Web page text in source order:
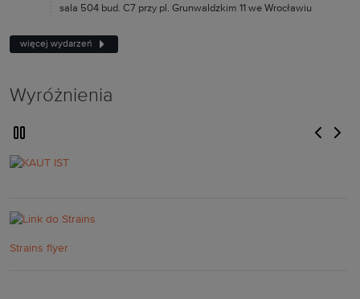
sala 504 bud. C7 przy pl. Grunwaldzkim 11 we Wrocławiu
więcej wydarzeń
Wyróżnienia
wstrzymaj automatyczne przewijanie slajdow
Strains flyer